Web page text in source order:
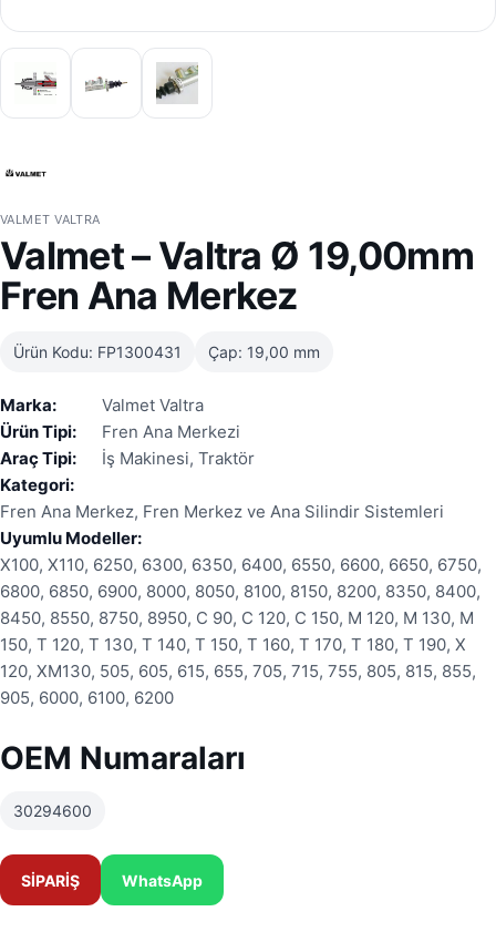
VALMET VALTRA
Valmet – Valtra Ø 19,00mm
Fren Ana Merkez
Ürün Kodu: FP1300431 Çap: 19,00 mm
Marka:
Valmet Valtra
Ürün Tipi:
Fren Ana Merkezi
Araç Tipi:
İş Makinesi, Traktör
Kategori:
Fren Ana Merkez, Fren Merkez ve Ana Silindir Sistemleri
Uyumlu Modeller:
X100, X110, 6250, 6300, 6350, 6400, 6550, 6600, 6650, 6750,
6800, 6850, 6900, 8000, 8050, 8100, 8150, 8200, 8350, 8400,
8450, 8550, 8750, 8950, C 90, C 120, C 150, M 120, M 130, M
150, T 120, T 130, T 140, T 150, T 160, T 170, T 180, T 190, X
120, XM130, 505, 605, 615, 655, 705, 715, 755, 805, 815, 855,
905, 6000, 6100, 6200
OEM Numaraları
30294600
SİPARİŞ WhatsApp